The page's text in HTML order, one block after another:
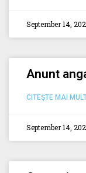
September 14,
Anunt
CITEŞTE MAI
September 14,